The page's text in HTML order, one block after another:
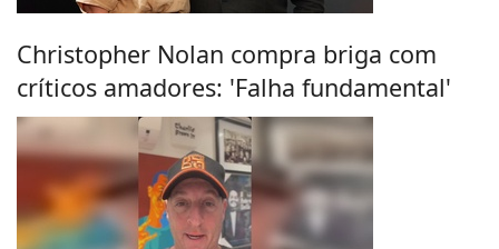
Christopher Nolan compra briga com
críticos amadores: 'Falha fundamental'